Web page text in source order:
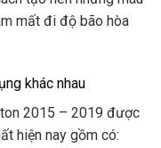
mất đi độ bão hòa
khác nhau
2015 – 2019 được
hiện nay gồm có: